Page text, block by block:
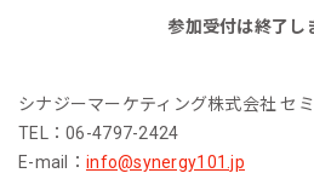
参加受付は終了し
シナジーマーケティング株式会社 セ
TEL：06-4797-2424
E-mail： info@synergy101.jp